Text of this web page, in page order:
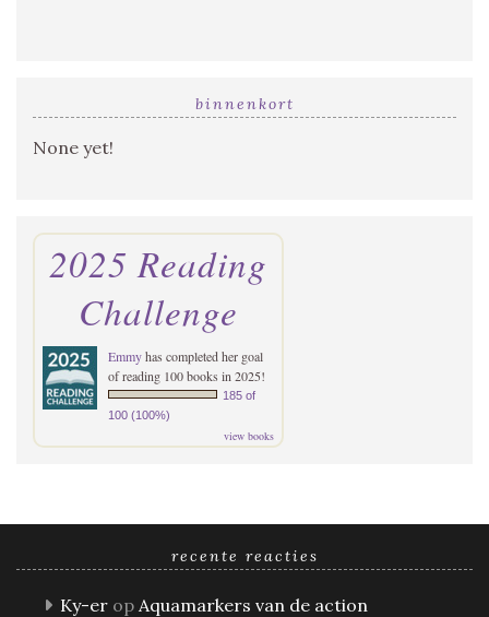
binnenkort
None yet!
2025 Reading
Challenge
Emmyhas completed her goal
of reading 100 books in 2025!
185 of
100 (100%)
view books
recente reacties
Ky-er op Aquamarkers van de action